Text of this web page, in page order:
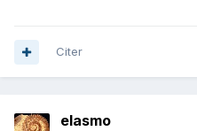
Citer
elasmo